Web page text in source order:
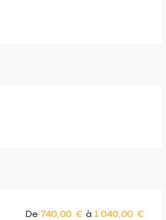
De 740,00 € à 1 040,00 €